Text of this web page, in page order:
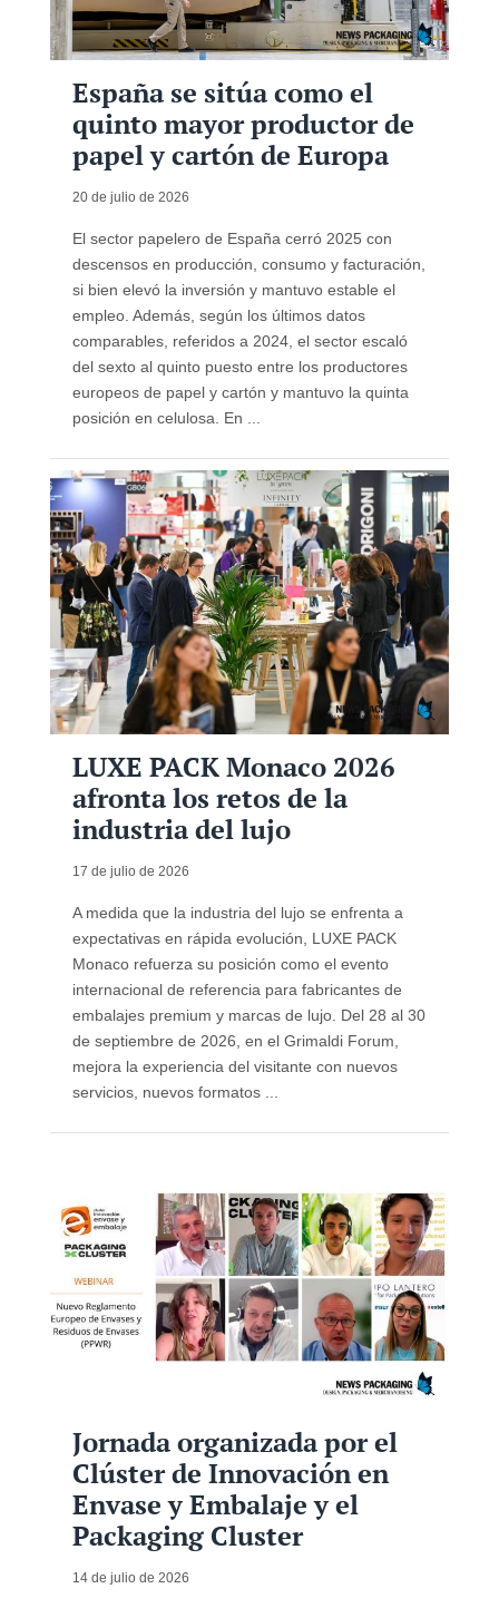
España se sitúa como el
quinto mayor productor de
papel y cartón de Europa
20 de julio de 2026
El sector papelero de España cerró 2025 con
descensos en producción, consumo y facturación,
si bien elevó la inversión y mantuvo estable el
empleo. Además, según los últimos datos
comparables, referidos a 2024, el sector escaló
del sexto al quinto puesto entre los productores
europeos de papel y cartón y mantuvo la quinta
posición en celulosa. En ...
LUXE PACK Monaco 2026
afronta los retos de la
industria del lujo
17 de julio de 2026
A medida que la industria del lujo se enfrenta a
expectativas en rápida evolución, LUXE PACK
Monaco refuerza su posición como el evento
internacional de referencia para fabricantes de
embalajes premium y marcas de lujo. Del 28 al 30
de septiembre de 2026, en el Grimaldi Forum,
mejora la experiencia del visitante con nuevos
servicios, nuevos formatos ...
Jornada organizada por el
Clúster de Innovación en
Envase y Embalaje y el
Packaging Cluster
14 de julio de 2026